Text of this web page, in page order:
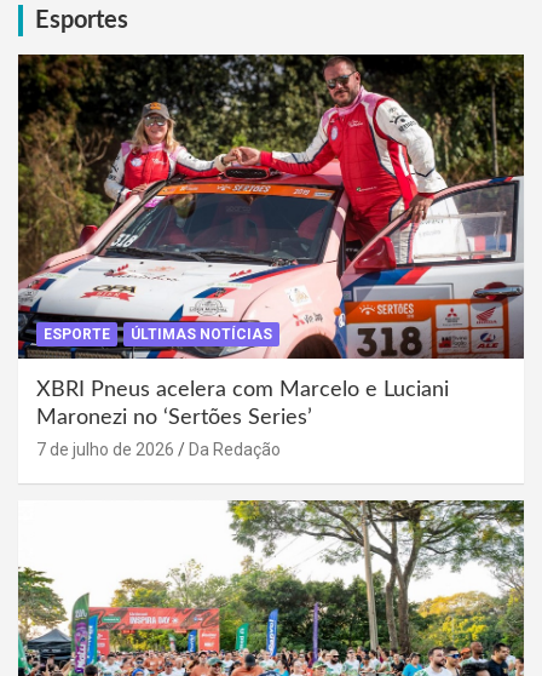
Esportes
ESPORTE ÚLTIMAS NOTÍCIAS
XBRI Pneus acelera com Marcelo e Luciani
Maronezi no ‘Sertões Series’
7 de julho de 2026 Da Redação